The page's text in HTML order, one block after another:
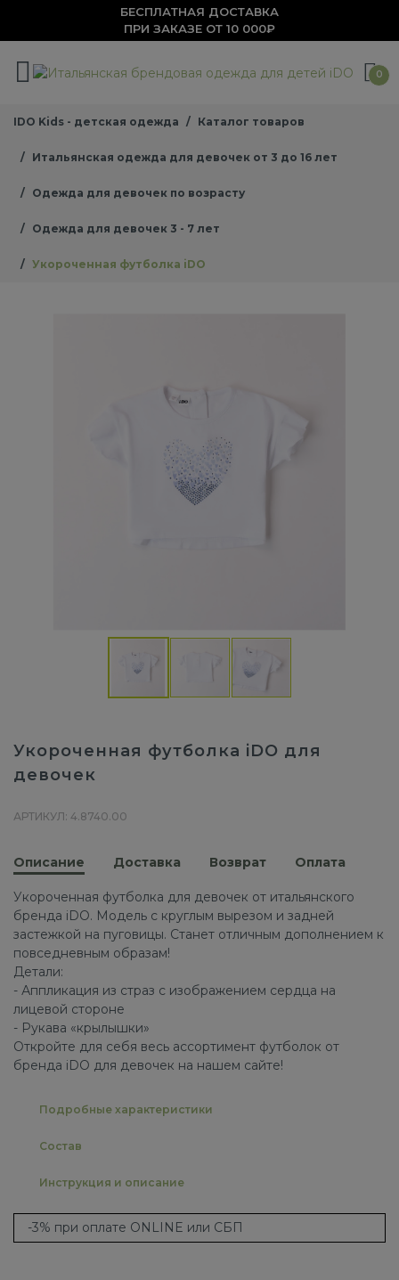
БЕСПЛАТНАЯ ДОСТАВКА
ПРИ ЗАКАЗЕ ОТ 10 000₽
0
IDO Kids - детская одежда Каталог товаров
Итальянская одежда для девочек от 3 до 16 лет
Одежда для девочек по возрасту
Одежда для девочек 3 - 7 лет
Укороченная футболка iDO
Укороченная футболка iDO для
девочек
АРТИКУЛ: 4.8740.00
Описание Доставка Возврат Оплата
Укороченная футболка для девочек от итальянского
бренда iDO. Модель с круглым вырезом и задней
застежкой на пуговицы. Станет отличным дополнением к
повседневным образам!
Детали:
- Аппликация из страз с изображением сердца на
лицевой стороне
- Рукава «крылышки»
Откройте для себя весь ассортимент футболок от
бренда iDO для девочек на нашем сайте!
Подробные характеристики
Состав
Инструкция и описание
-3% при оплате ONLINE или СБП